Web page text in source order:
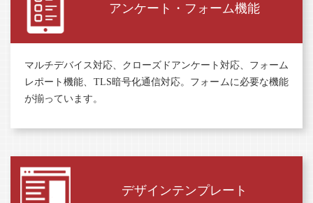
アンケート・ フォーム機能
マルチデバイス対応、クローズドアンケート対応、フォーム
レポート機能、TLS暗号化通信対応。フォームに必要な機能
が揃っています。
デザインテンプレート